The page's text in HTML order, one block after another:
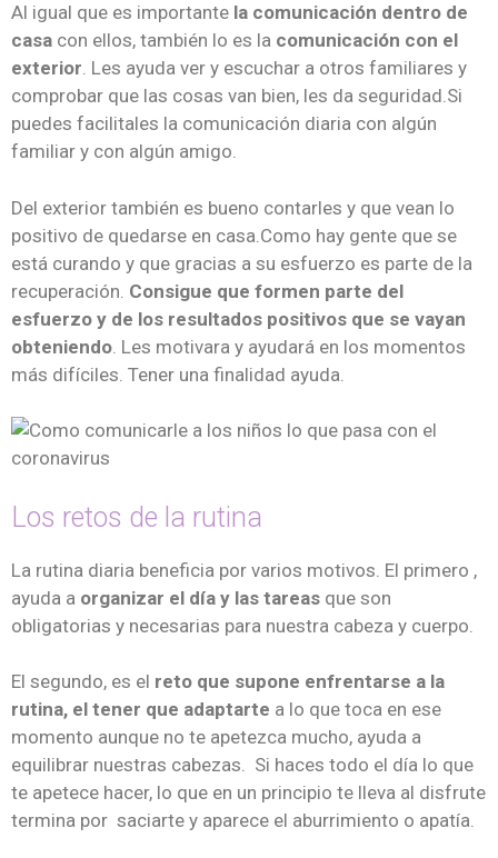
Al igual que es importante la comunicación dentro de
casa con ellos, también lo es la comunicación con el
exterior. Les ayuda ver y escuchar a otros familiares y
comprobar que las cosas van bien, les da seguridad.Si
puedes facilitales la comunicación diaria con algún
familiar y con algún amigo.
Del exterior también es bueno contarles y que vean lo
positivo de quedarse en casa.Como hay gente que se
está curando y que gracias a su esfuerzo es parte de la
recuperación. Consigue que formen parte del
esfuerzo y de los resultados positivos que se vayan
obteniendo . Les motivara y ayudará en los momentos
más difíciles. Tener una finalidad ayuda.
Los retos de la rutina
La rutina diaria beneficia por varios motivos. El primero ,
ayuda a organizar el día y las tareas que son
obligatorias y necesarias para nuestra cabeza y cuerpo.
El segundo, es el reto que supone enfrentarse a la
rutina, el tener que adaptarte a lo que toca en ese
momento aunque no te apetezca mucho, ayuda a
equilibrar nuestras cabezas. Si haces todo el día lo que
te apetece hacer, lo que en un principio te lleva al disfrute
termina por saciarte y aparece el aburrimiento o apatía.